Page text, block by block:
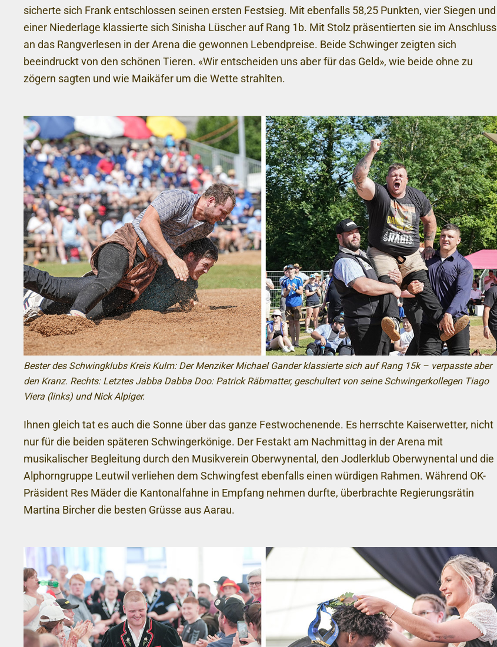
sicherte sich Frank entschlossen seinen ersten Festsieg. Mit ebenfalls 58,25 Punkten, vier Siegen und
einer Niederlage klassierte sich Sinisha Lüscher auf Rang 1b. Mit Stolz präsentierten sie im Anschluss
an das Rangverlesen in der Arena die gewonnen Lebendpreise. Beide Schwinger zeigten sich
beeindruckt von den schönen Tieren. «Wir entscheiden uns aber für das Geld», wie beide ohne zu
zögern sagten und wie Maikäfer um die Wette strahlten.
Bester des Schwingklubs Kreis Kulm: Der Menziker Michael Gander klassierte sich auf Rang 15k – verpasste aber
den Kranz. Rechts: Letztes Jabba Dabba Doo: Patrick Räbmatter, geschultert von seine Schwingerkollegen Tiago
Viera (links) und Nick Alpiger.
Ihnen gleich tat es auch die Sonne über das ganze Festwochenende. Es herrschte Kaiserwetter, nicht
nur für die beiden späteren Schwingerkönige. Der Festakt am Nachmittag in der Arena mit
musikalischer Begleitung durch den Musikverein Oberwynental, den Jodlerklub Oberwynental und die
Alphorngruppe Leutwil verliehen dem Schwingfest ebenfalls einen würdigen Rahmen. Während OK-
Präsident Res Mäder die Kantonalfahne in Empfang nehmen durfte, überbrachte Regierungsrätin
Martina Bircher die besten Grüsse aus Aarau.